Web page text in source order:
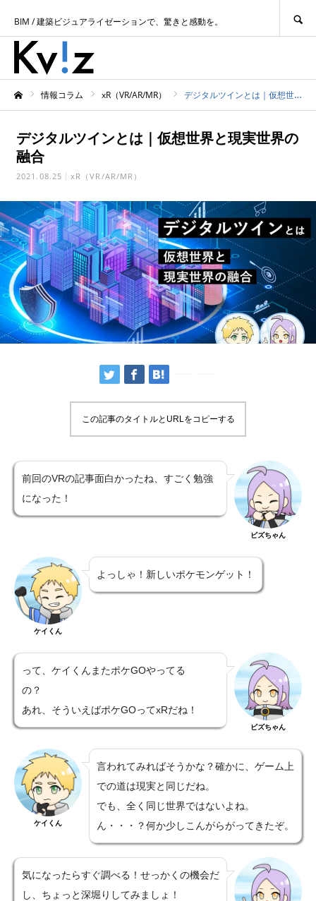
BIM / 建築ビジュアライゼーションで、驚きと感動を。
情報コラム xR（VR/AR/MR） デジタルツインとは｜仮想世界と現実世界の融合
デジタルツインとは｜仮想世界と現実世界の
融合
2021.08.25 xR（VR/AR/MR）
この記事のタイトルとURLをコピーする
前回のVRの記事面白かったね、すごく勉強
になった！
ビズちゃん
ケイくん
よっしゃ！新しいポケモンゲット！
って、ケイくんまたポケGOやってる
の？
あれ、そういえばポケGOってxRだね！
ビズちゃん
ケイくん
言われてみればそうかな？確かに、ゲーム上
での道は現実と同じだね。
でも、全く同じ世界ではないよね。
ん・・・？何か少しこんがらがってきたぞ。
気になったらすぐ調べる！せっかくの機会だ
し、ちょっと深堀りしてみましょ！